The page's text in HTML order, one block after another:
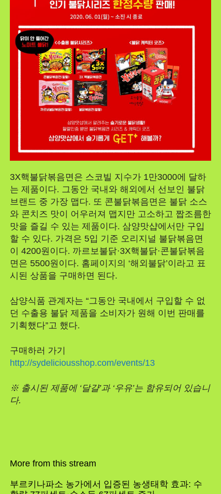
3X핵불닭볶음면은 스코빌 지수가 1만3000에 달하
는 제품이다. 그동안 국내와 해외에서 선보인 불닭
브랜드 중 가장 맵다. 또 콘불닭볶음면은 불닭 소스
와 콘치즈 맛이 어우러져 맵지만 고소하고 짭조름한
맛을 즐길 수 있는 제품이다. 삼양맛샵에서만 구입
할 수 있다. 가격은 5입 기준 오리지널 불닭볶음면
이 4200원이다. 까르보불닭·3X핵불닭·콘불닭볶음
면은 5500원이다. 홈페이지의 ‘해외불닭’이라고 표
시된 상품을 구매하면 된다.
삼양식품 관계자는 “그동안 국내에서 구입할 수 없
던 수출용 불닭 제품을 소비자가 원해 이번 판매를
기획했다”고 했다.
구매하러 가기
http://sydeliciousshop.com/events/13
※ 출시된 제품에 ‘달걀’과 ‘우유’는 함유되어 있습니
다.
More from this stream
부르키나파소 농가에서 입증된 농생태학 효과: 수